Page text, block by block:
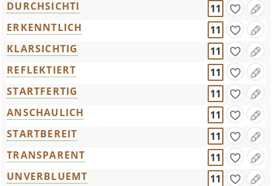
DURCHSICHTI
11
ERKENNTLICH
11
KLARSICHTIG
11
REFLEKTIERT
11
STARTFERTIG
11
ANSCHAULICH
11
STARTBEREIT
11
TRANSPARENT
11
UNVERBLUEMT
11